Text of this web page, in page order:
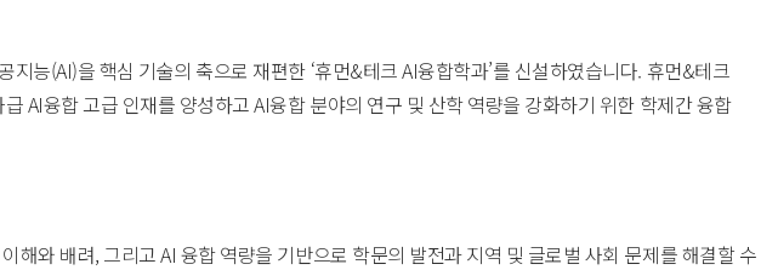
지능(AI)을 핵심 기술의 축으로 재편한 ‘휴먼&테크 AI융합학과’를 신설하였습니다. 휴먼&테크
AI융합 고급 인재를 양성하고 AI융합 분야의 연구 및 산학 역량을 강화하기 위한 학제간 융합
와 배려, 그리고 AI 융합 역량을 기반으로 학문의 발전과 지역 및 글로벌 사회 문제를 해결할 수